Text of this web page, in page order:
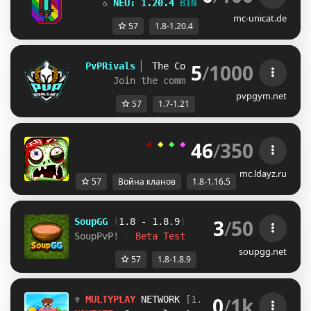
✩ NEU: 1.20.4 BINGO + ITEM-RUSH
mc-unicat.de
57 1.8-1.20.4
PvPRivals The Competitive Network
Join the community: discord.gg/
5/1000
pvpgym.net
57 1.7-1.21
◆ ◆ ◆ ◆ ◆ ＬＵＣＫＹ- ＤＡＹＺ
46/350
mc.ldayz.ru
57 Война кланов 1.8-1.16.5
SoupGG (1.8 - 1.8.9)
SoupPvP!
- Beta Test 3/50
soupgg.net
57 1.8-1.8.9
⚜ MULTYPLAY NETWORK [1.8 - 26.2] UPDATED